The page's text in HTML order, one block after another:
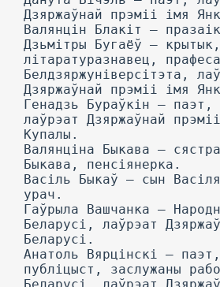
Дзяржаўнай прэміі імя
Валянцін Блакіт —
Дзьмітры Бугаёў — крытык,
літаратуразнавец,
Белдзяржуніверсітэта,
Дзяржаўнай прэміі імя
Генадзь Бураўкін — паэт,
лаўрэат Дзяржаўнай
Купалы.
Валянціна Быкава —
Быкава, пенсіянерка.
Васіль Быкаў — сын
урач.
Гаўрыла Вашчанка —
Беларусі, лаўрэат
Беларусі.
Анатоль Вярцінскі —
публіцыст, заслужаны